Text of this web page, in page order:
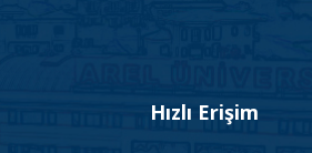
Hızlı Erişim